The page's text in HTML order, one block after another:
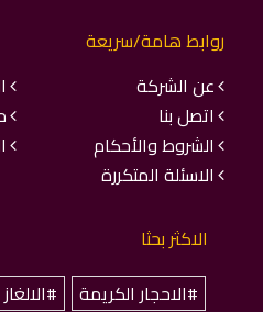
روابط هامة/سريعة
عن الشركة
اتصل بنا
الشروط والأحكام
الاسئلة المتكررة
الاكثر بحثا
#الاحجار الكريمة